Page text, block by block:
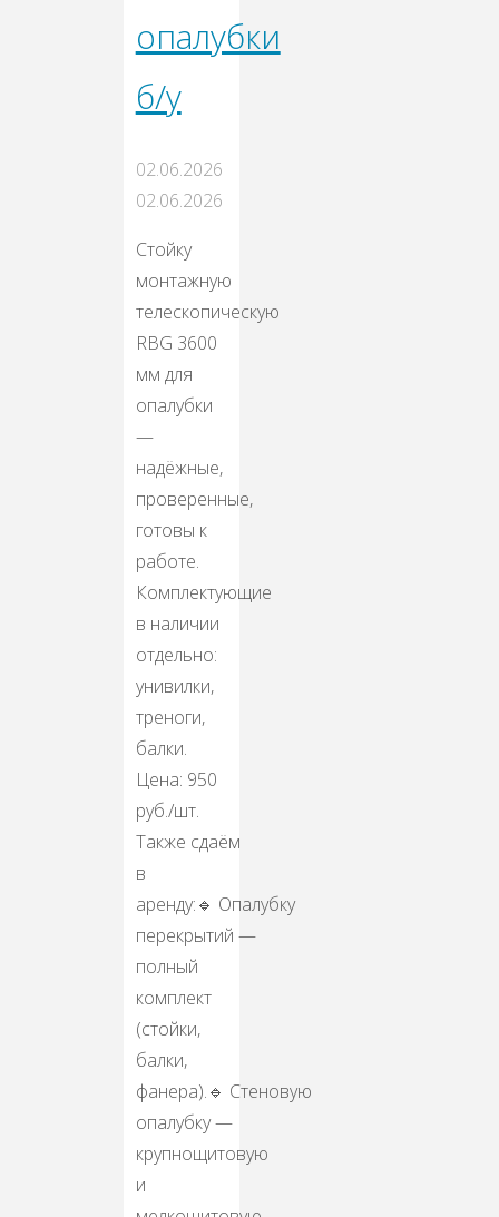
опалубки
б/у
02.06.2026
02.06.2026
Стойку
монтажную
телескопическую
RBG 3600
мм для
опалубки
—
надёжные,
проверенные,
готовы к
работе.
Комплектующие
в наличии
отдельно:
унивилки,
треноги,
балки.
Цена: 950
руб./шт.
Также сдаём
в
аренду:🔹 Опалубку
перекрытий —
полный
комплект
(стойки,
балки,
фанера).🔹 Стеновую
опалубку —
крупнощитовую
и